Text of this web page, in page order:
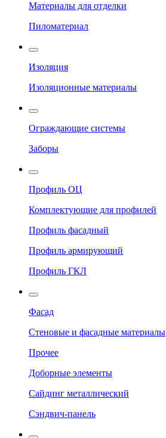
Материалы для отделки
Пиломатериал
Изоляция
Изоляционные материалы
Ограждающие системы
Заборы
Профиль ОЦ
Комплектующие для профилей
Профиль фасадный
Профиль армирующий
Профиль ГКЛ
Фасад
Стеновые и фасадные материалы
Прочее
Доборные элементы
Сайдинг металлический
Сэндвич-панель